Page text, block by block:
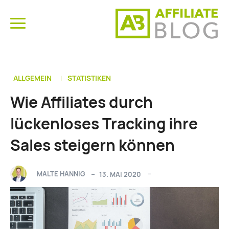
ALLGEMEIN STATISTIKEN
Wie Affiliates durch
lückenloses Tracking ihre
Sales steigern können
MALTE HANNIG 13. MAI 2020